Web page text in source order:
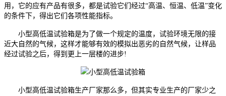
用，它的应有产品有很多，都是试验它们经过“高温、恒温、低温”变化
的条件下，得出它们各项性能指标。
小型高低温试验箱是为了做一个规定的温度，试验环境无限的接
近大自然的气候，这样才能够有效的模拟出恶劣的自然气候，让样品
经过试验之后，得到更上一层楼的进步!
小型高低温试验箱生产厂家那么多，但其实专业生产的厂家少之